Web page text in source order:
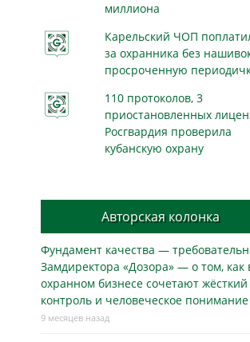
миллиона
Карельский ЧОП
за охранника без
просроченную
110 протоколов, 3
приостановленных
Росгвардия проверила
кубанскую охрану
Авторская колонка
Фундамент качества —
Замдиректора «Дозора» — о том, как
охранном бизнесe сочетают жёсткий
контроль и человеческое понимание
9 месяцев назад